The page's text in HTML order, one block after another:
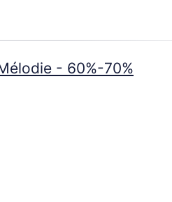
- 60%-70%